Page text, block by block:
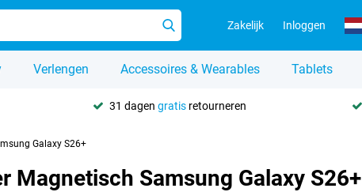
Zakelijk Inloggen
Verlengen Accessoires & Wearables Tablets
31 dagen gratisretourneren
Galaxy S26+
Magnetisch Samsung Galaxy S26+